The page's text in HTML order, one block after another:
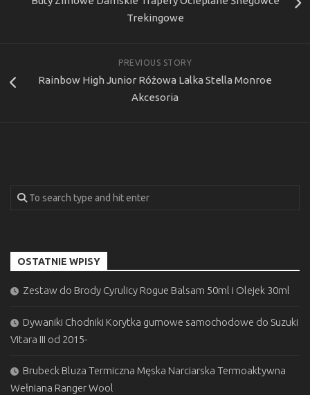
Trekingowe
PREVIOUS STORY
Rainbow High Junior Różowa Lalka Stella Monroe
Akcesoria
OSTATNIE WPISY
Zestaw do Brody Cyrulicy Rogue Balsam 50ml i Olejek 30ml
Dywaniki Chodniki Korytka gumowe samochodowe do Suzuki
Vitara III od 2015-
Brubeck Bluza Termiczna Męska Narciarska Termoaktywna
Wełniana Ranger Wool